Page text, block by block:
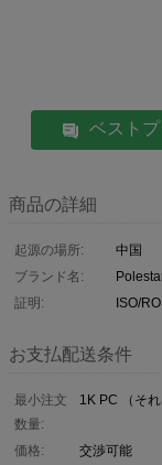
ベストプ
商品の詳細
起源の場所:
中国
ブランド名:
証明:
ISO/
お支払配送条件
最小注文
数量:
1K PC （それ
価格:
交渉可能